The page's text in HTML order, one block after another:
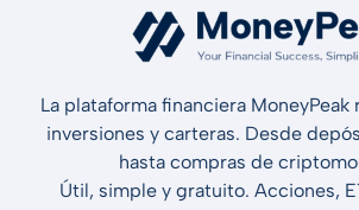
La plataforma financiera MoneyPeak
inversiones y carteras. Desde
hasta compras de
Útil, simple y gratuito. Acciones,